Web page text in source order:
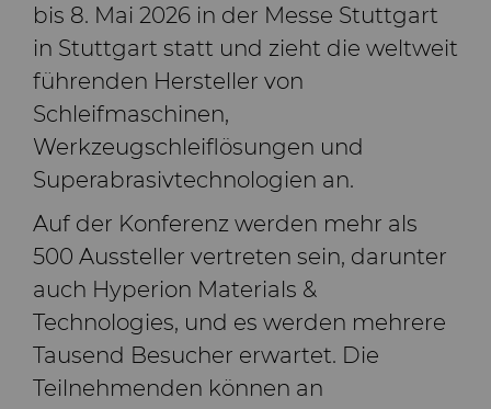
Skivit™ Wälzschäl-Rohlinge
Richtbohrwerkzeuge
Bohrlochkomplettierung und
Fracking
Durchflussregelventile
PCBN
BZN™ Kompakte
Specialty Thick BZN™
PCD
Compax™ PCD-Werkzeugrohlinge
PCD der P-Serie
PCD der U-Serie
Pressfertige Pulver
Benutzerdefinierte Sorten
Standard-Sorten
Rotierende Messerwalzen
Lösungen im Bereich der rotierenden
Drehschneider-Erweiterungen
Dienste
Sägezähne und Rohlinge
Sägezähne für die Metallzerspanung
und -bearbeitung
Streifen-Rohlinge
Verschleißteile
Werkzeuge für die Kaltumformung
Drahtziehwerkzeuge
Stahlproduktion
Werkzeugbau
QEHS-Richtlinie
Forschung & Entwicklung
Allgemeine Geschäftsbedingungen
bis 8. Mai 2026 in der Messe Stuttgart
in Stuttgart statt und zieht die weltweit
führenden Hersteller von
Schleifmaschinen,
Werkzeugschleiflösungen und
Superabrasivtechnologien an.
Auf der Konferenz werden mehr als
500 Aussteller vertreten sein, darunter
auch Hyperion Materials &
Technologies, und es werden mehrere
Tausend Besucher erwartet. Die
Teilnehmenden können an